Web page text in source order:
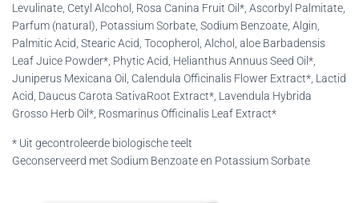
Levulinate, Cetyl Alcohol, Rosa Canina Fruit Oil*, Ascorbyl Palmitate,
Parfum (natural), Potassium Sorbate, Sodium Benzoate, Algin,
Palmitic Acid, Stearic Acid, Tocopherol, Alchol, aloe Barbadensis
Leaf Juice Powder*, Phytic Acid, Helianthus Annuus Seed Oil*,
Juniperus Mexicana Oil, Calendula Officinalis Flower Extract*, Lactid
Acid, Daucus Carota SativaRoot Extract*, Lavendula Hybrida
Grosso Herb Oil*, Rosmarinus Officinalis Leaf Extract*
* Uit gecontroleerde biologische teelt
Geconserveerd met Sodium Benzoate en Potassium Sorbate